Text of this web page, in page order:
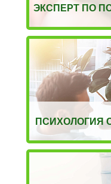
ЭКСПЕРТ ПО
ПСИХОЛОГИЯ